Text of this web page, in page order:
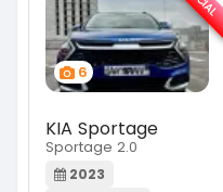
6
KIA Sportage
Sportage 2.0
2023